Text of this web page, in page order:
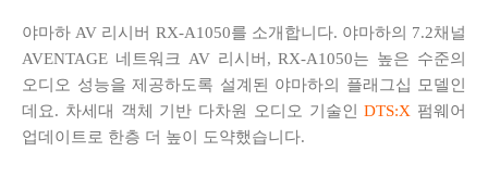
야마하 AV 리시버 RX-A1050를 소개합니다. 야마하의 7.2채널
AVENTAGE 네트워크 AV 리시버, RX-A1050는 높은 수준의
오디오 성능을 제공하도록 설계된 야마하의 플래그십 모델인
데요. 차세대 객체 기반 다차원 오디오 기술인DTS:X 펌웨어
업데이트로 한층 더 높이 도약했습니다.